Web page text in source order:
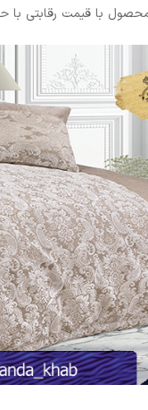
با قیمت رقابتی با